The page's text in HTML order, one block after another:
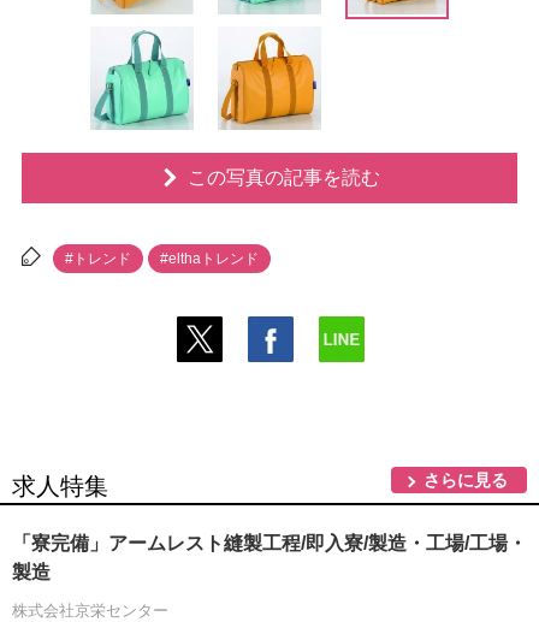
この写真の記事を読む
#トレンド #elthaトレンド
求人特集 さらに見る
「寮完備」アームレスト縫製工程/即入寮/製造・工場/工場・
製造
株式会社京栄センター